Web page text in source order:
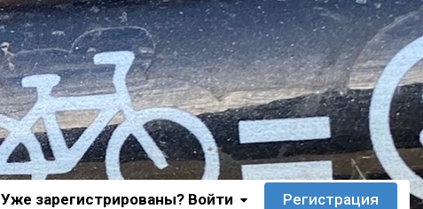
Уже зарегистрированы? Войти Регистрация